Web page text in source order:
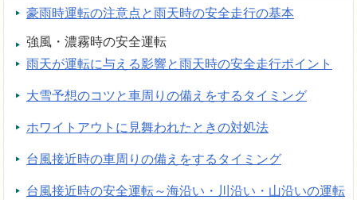
豪雨時運転の注意点と雨天時の安全走行の基本
強風・濃霧時の安全運転
雨天が運転に与える影響と雨天時の安全走行ポイント
大雪予想のコツと車周りの備えをするタイミング
ホワイトアウトに見舞われたときの対処法
台風接近時の車周りの備えをするタイミング
台風接近時の安全運転～海沿い・川沿い・山沿いの運転